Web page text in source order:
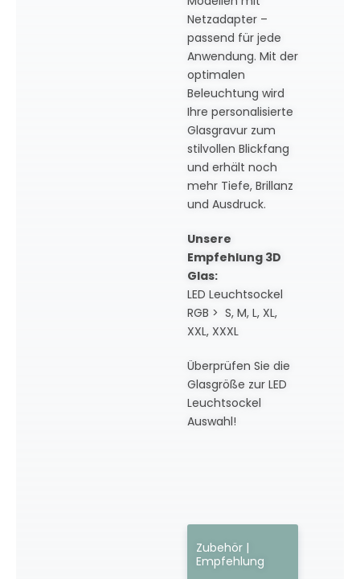
Netzadapter –
passend für jede
Anwendung. Mit der
optimalen
Beleuchtung wird
Ihre personalisierte
Glasgravur zum
stilvollen Blickfang
und erhält noch
mehr Tiefe, Brillanz
und Ausdruck.
Unsere
Empfehlung 3D
Glas:
LED Leuchtsockel
RGB > S, M, L, XL,
XXL, XXXL
Überprüfen Sie die
Glasgröße zur LED
Leuchtsockel
Auswahl!
Zubehör |
Empfehlung